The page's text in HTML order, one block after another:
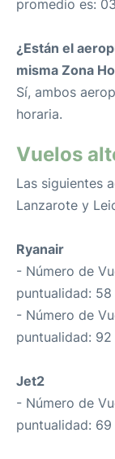
promedio es:
¿Están el
misma Zona
Sí, ambos
horaria.
Vuelos
Las siguientes
Lanzarote y
Ryanair
- Número de
puntualidad:
- Número de
puntualidad:
Jet2
- Número de
puntualidad: